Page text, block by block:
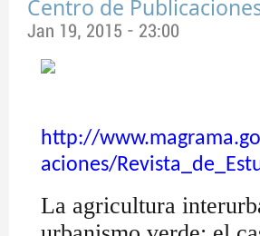
Centro de
Jan 19, 2015 - 23:00
http://
aciones/
La agricultura